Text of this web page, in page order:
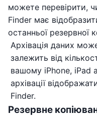
можете перевірити,
Finder має
останньої резервної
Архівація даних
залежить від
вашому iPhone, iPad
архівації
Finder.
Резервне